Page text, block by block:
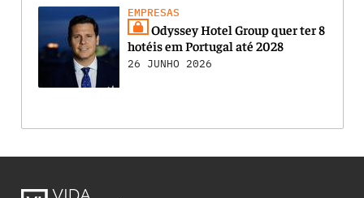
EMPRESAS
Odyssey Hotel Group quer ter 8
hotéis em Portugal até 2028
26 JUNHO 2026